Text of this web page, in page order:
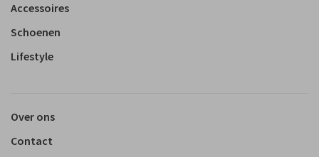
Accessoires
Schoenen
Lifestyle
Over ons
Contact